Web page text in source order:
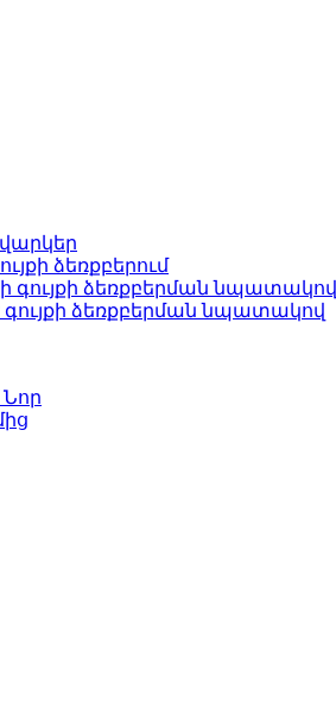
ձեռքբերում
գույքի ձեռքբերման նպատակով
գույքի ձեռքբերման նպատակով
Նոր